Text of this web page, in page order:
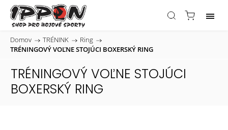
Domov / TRÉNINK / Ring /
TRÉNINGOVÝ VOĽNE STOJÚCI BOXERSKÝ RING
TRÉNINGOVÝ VOĽNE STOJÚCI
BOXERSKÝ RING